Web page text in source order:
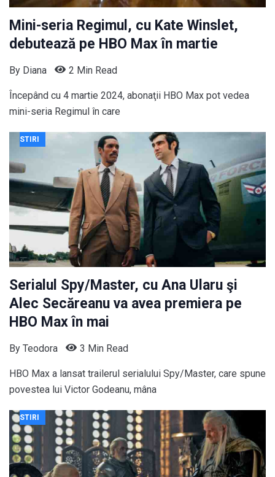
Mini-seria Regimul, cu Kate Winslet,
debutează pe HBO Max în martie
By Diana 2 Min Read
Începând cu 4 martie 2024, abonaţii HBO Max pot vedea
mini-seria Regimul în care
STIRI
Serialul Spy/Master, cu Ana Ularu şi
Alec Secăreanu va avea premiera pe
HBO Max în mai
By Teodora 3 Min Read
HBO Max a lansat trailerul serialului Spy/Master, care spune
povestea lui Victor Godeanu, mâna
STIRI